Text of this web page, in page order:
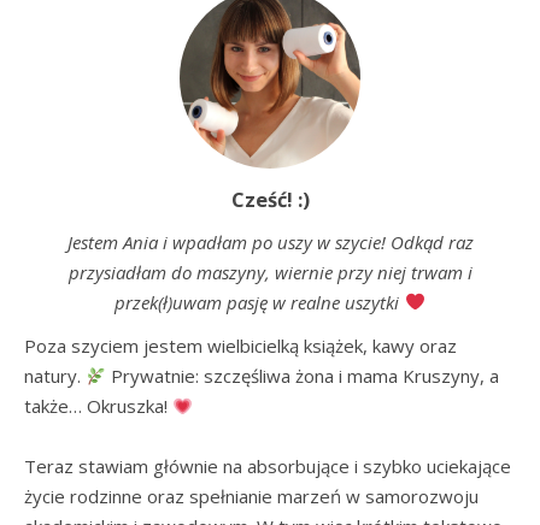
Cześć! :)
Jestem Ania i wpadłam po uszy w szycie! Odkąd raz
przysiadłam do maszyny, wiernie przy niej trwam i
przek(ł)uwam pasję w realne uszytki
Poza szyciem jestem wielbicielką książek, kawy oraz
natury.
Prywatnie: szczęśliwa żona i mama Kruszyny, a
także… Okruszka!
Teraz stawiam głównie na absorbujące i szybko uciekające
życie rodzinne oraz spełnianie marzeń w samorozwoju